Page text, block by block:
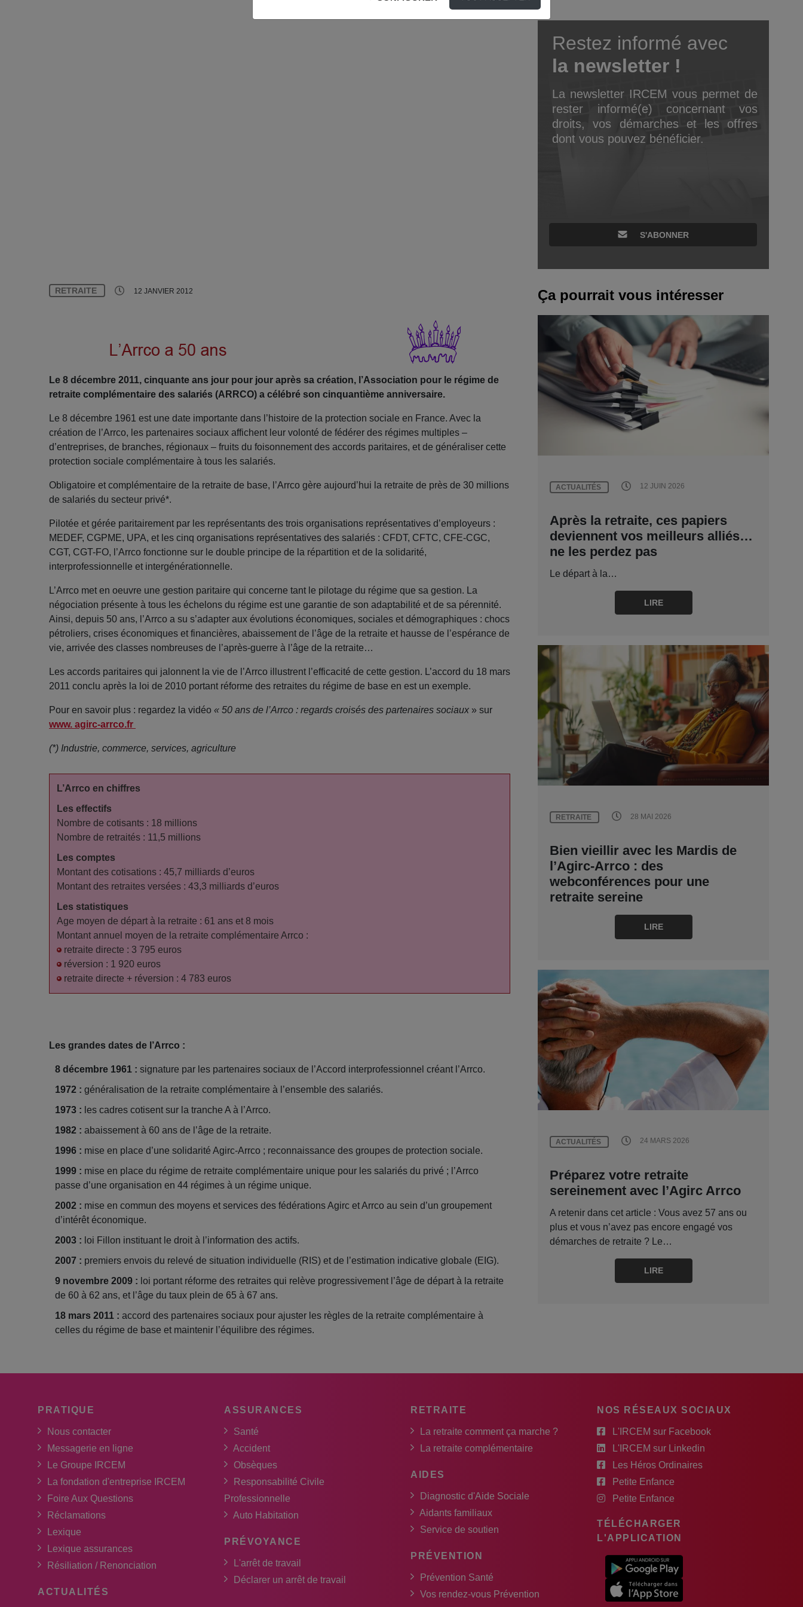
RETRAITE 12 JANVIER 2012
Le 8 décembre 2011, cinquante ans jour pour jour après sa création, l’Association pour le régime de
retraite complémentaire des salariés (ARRCO) a célébré son cinquantième anniversaire.
Le 8 décembre 1961 est une date importante dans l’histoire de la protection sociale en France. Avec la
création de l’Arrco, les partenaires sociaux affichent leur volonté de fédérer des régimes multiples –
d’entreprises, de branches, régionaux – fruits du foisonnement des accords paritaires, et de généraliser cette
protection sociale complémentaire à tous les salariés.
Obligatoire et complémentaire de la retraite de base, l’Arrco gère aujourd’hui la retraite de près de 30 millions
de salariés du secteur privé*.
Pilotée et gérée paritairement par les représentants des trois organisations représentatives d’employeurs :
MEDEF, CGPME, UPA, et les cinq organisations représentatives des salariés : CFDT, CFTC, CFE-CGC,
CGT, CGT-FO, l’Arrco fonctionne sur le double principe de la répartition et de la solidarité,
interprofessionnelle et intergénérationnelle.
L’Arrco met en oeuvre une gestion paritaire qui concerne tant le pilotage du régime que sa gestion. La
négociation présente à tous les échelons du régime est une garantie de son adaptabilité et de sa pérennité.
Ainsi, depuis 50 ans, l’Arrco a su s’adapter aux évolutions économiques, sociales et démographiques : chocs
pétroliers, crises économiques et financières, abaissement de l’âge de la retraite et hausse de l’espérance de
vie, arrivée des classes nombreuses de l’après-guerre à l’âge de la retraite…
Les accords paritaires qui jalonnent la vie de l’Arrco illustrent l’efficacité de cette gestion. L’accord du 18 mars
2011 conclu après la loi de 2010 portant réforme des retraites du régime de base en est un exemple.
Pour en savoir plus : regardez la vidéo « 50 ans de l’Arrco : regards croisés des partenaires sociaux » sur
www. agirc-arrco.fr
(*) Industrie, commerce, services, agriculture
L’Arrco en chiffres
Les effectifs
Nombre de cotisants : 18 millions
Nombre de retraités : 11,5 millions
Les comptes
Montant des cotisations : 45,7 milliards d’euros
Montant des retraites versées : 43,3 milliards d’euros
Les statistiques
Age moyen de départ à la retraite : 61 ans et 8 mois
Montant annuel moyen de la retraite complémentaire Arrco :
retraite directe : 3 795 euros
réversion : 1 920 euros
retraite directe + réversion : 4 783 euros
Les grandes dates de l’Arrco :
8 décembre 1961 : signature par les partenaires sociaux de l’Accord interprofessionnel créant l’Arrco.
1972 : généralisation de la retraite complémentaire à l’ensemble des salariés.
1973 : les cadres cotisent sur la tranche A à l’Arrco.
1982 : abaissement à 60 ans de l’âge de la retraite.
1996 : mise en place d’une solidarité Agirc-Arrco ; reconnaissance des groupes de protection sociale.
1999 : mise en place du régime de retraite complémentaire unique pour les salariés du privé ; l’Arrco
passe d’une organisation en 44 régimes à un régime unique.
2002 : mise en commun des moyens et services des fédérations Agirc et Arrco au sein d’un groupement
d’intérêt économique.
2003 : loi Fillon instituant le droit à l’information des actifs.
2007 : premiers envois du relevé de situation individuelle (RIS) et de l’estimation indicative globale (EIG).
9 novembre 2009 : loi portant réforme des retraites qui relève progressivement l’âge de départ à la retraite
de 60 à 62 ans, et l’âge du taux plein de 65 à 67 ans.
18 mars 2011 : accord des partenaires sociaux pour ajuster les règles de la retraite complémentaire à
celles du régime de base et maintenir l’équilibre des régimes.
Restez informé avec
la newsletter !
La newsletter IRCEM vous permet de
rester informé(e) concernant vos
droits, vos démarches et les offres
dont vous pouvez bénéficier.
S'ABONNER
Ça pourrait vous intéresser
ACTUALITÉS 12 JUIN 2026
Après la retraite, ces papiers
deviennent vos meilleurs alliés…
ne les perdez pas
Le départ à la…
LIRE
RETRAITE 28 MAI 2026
Bien vieillir avec les Mardis de
l’Agirc-Arrco : des
webconférences pour une
retraite sereine
LIRE
ACTUALITÉS 24 MARS 2026
Préparez votre retraite
sereinement avec l’Agirc Arrco
A retenir dans cet article : Vous avez 57 ans ou
plus et vous n’avez pas encore engagé vos
démarches de retraite ? Le…
LIRE
PRATIQUE
Nous contacter
Messagerie en ligne
Le Groupe IRCEM
La fondation d'entreprise IRCEM
Foire Aux Questions
Réclamations
Lexique
Lexique assurances
Résiliation / Renonciation
ACTUALITÉS
ASSURANCES
Santé
Accident
Obsèques
Responsabilité Civile
Professionnelle
Auto Habitation
PRÉVOYANCE
L'arrêt de travail
Déclarer un arrêt de travail
RETRAITE
La retraite comment ça marche ?
La retraite complémentaire
AIDES
Diagnostic d'Aide Sociale
Aidants familiaux
Service de soutien
PRÉVENTION
Prévention Santé
Vos rendez-vous Prévention
NOS RÉSEAUX SOCIAUX
L'IRCEM sur Facebook
L'IRCEM sur Linkedin
Les Héros Ordinaires
Petite Enfance
Petite Enfance
TÉLÉCHARGER
L'APPLICATION